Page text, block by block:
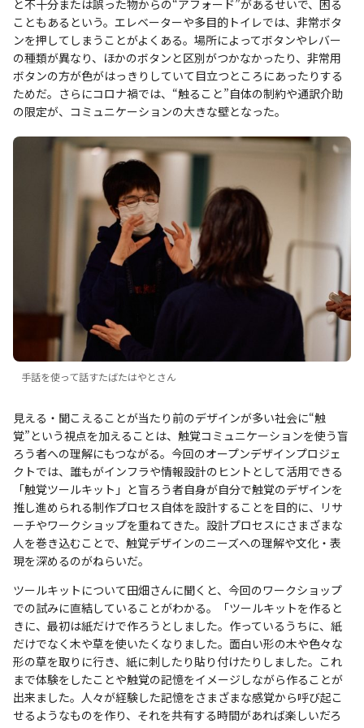
と不十分または誤った物からの“アフォード”があるせいで、困る
こともあるという。エレベーターや多目的トイレでは、非常ボタ
ンを押してしまうことがよくある。場所によってボタンやレバー
の種類が異なり、ほかのボタンと区別がつかなかったり、非常用
ボタンの方が色がはっきりしていて目立つところにあったりする
ためだ。さらにコロナ禍では、“触ること”自体の制約や通訳介助
の限定が、コミュニケーションの大きな壁となった。
手話を使って話すたばたはやとさん
見える・聞こえることが当たり前のデザインが多い社会に“触
覚”という視点を加えることは、触覚コミュニケーションを使う盲
ろう者への理解にもつながる。今回のオープンデザインプロジェ
クトでは、誰もがインフラや情報設計のヒントとして活用できる
「触覚ツールキット」と盲ろう者自身が自分で触覚のデザインを
推し進められる制作プロセス自体を設計することを目的に、リサ
ーチやワークショップを重ねてきた。設計プロセスにさまざまな
人を巻き込むことで、触覚デザインのニーズへの理解や文化・表
現を深めるのがねらいだ。
ツールキットについて田畑さんに聞くと、今回のワークショップ
での試みに直結していることがわかる。「ツールキットを作ると
きに、最初は紙だけで作ろうとしました。作っているうちに、紙
だけでなく木や草を使いたくなりました。面白い形の木や色々な
形の草を取りに行き、紙に刺したり貼り付けたりしました。これ
まで体験をしたことや触覚の記憶をイメージしながら作ることが
出来ました。人々が経験した記憶をさまざまな感覚から呼び起こ
せるようなものを作り、それを共有する時間があれば楽しいだろ